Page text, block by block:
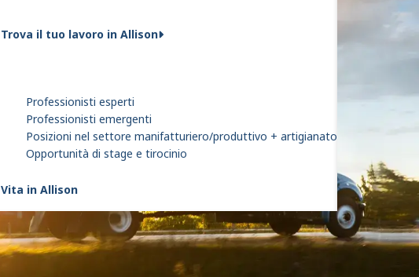
Trova il tuo lavoro in Allison
Professionisti esperti
Professionisti emergenti
Posizioni nel settore manifatturiero/produttivo + artigianato
Opportunità di stage e tirocinio
Vita in Allison